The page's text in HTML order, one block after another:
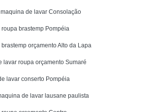
de lavar Consolação
brastemp Pompéia
orçamento Alto da Lapa
lavar roupa orçamento Sumaré
lavar conserto Pompéia
de lavar lausane paulista